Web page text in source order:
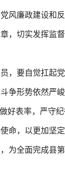
廉政建设和
，切实发挥监
，要自觉扛起
争形势依然严
表率，严守
命，以更加坚
为全面完成县